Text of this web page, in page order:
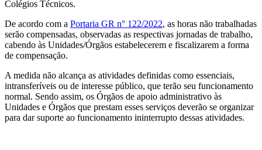
Colégios Técnicos.
De acordo com a Portaria GR n° 122/2022, as horas não trabalhadas
serão compensadas, observadas as respectivas jornadas de trabalho,
cabendo às Unidades/Órgãos estabelecerem e fiscalizarem a forma
de compensação.
A medida não alcança as atividades definidas como essenciais,
intransferíveis ou de interesse público, que terão seu funcionamento
normal. Sendo assim, os Órgãos de apoio administrativo às
Unidades e Órgãos que prestam esses serviços deverão se organizar
para dar suporte ao funcionamento ininterrupto dessas atividades.